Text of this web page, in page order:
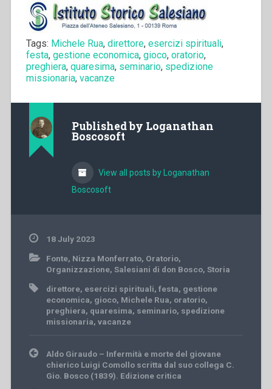
Tags: Michele Rua, direttore, esercizi spirituali,
festa, gestione economica, gioco, oratorio,
preghiera, quaresima, seminario, spedizione
missionaria, vacanze
Published by Loganathan
Boscosoft
View all posts by Loganathan
Boscosoft
18 July 2023
Fonte, Nizza Monferrato, Oratorio,
Organizzazione, Salesiani di don Bosco, Storia
direttore, esercizi spirituali, festa, gestione
economica, gioco, Michele Rua, oratorio,
preghiera, quaresima, seminario, spedizione
missionaria, vacanze
Post
navigation
Aldo Giraudo – Infermità e morte del giovane
chierico Luigi Comollo scritta dal suo collega C.
Gio. Bosco (1839). Edizione critica